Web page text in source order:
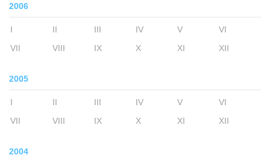
2006
I II III IV V
VI
VII
VIII IX X XI XII
2005
I II III IV V
VI
VII
VIII IX X XI XII
2004